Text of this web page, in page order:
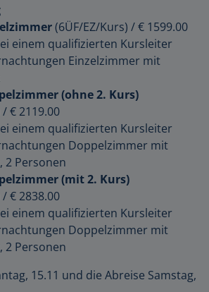
(6ÜF/EZ/Kurs) /€ 1599.00
einem qualifizierten Kursleiter
Einzelzimmer mit
(ohne 2. Kurs)
/€ 2119.00
einem qualifizierten Kursleiter
Doppelzimmer mit
2 Personen
(mit 2. Kurs)
/€ 2838.00
einem qualifizierten Kursleiter
Doppelzimmer mit
2 Personen
15.11 und die Abreise Samstag,